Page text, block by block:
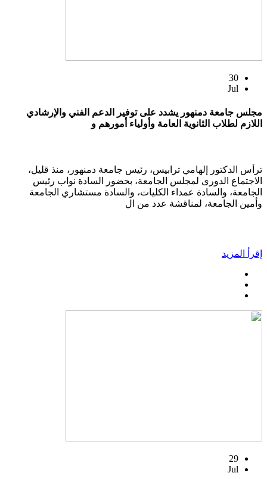
30
Jul
مجلس جامعة دمنهور يشدد على توفير الدعم الفني والإرشادي
اللازم لطلاب الثانوية العامة وأولياء أمورهم و
ترأس الدكتور إلهامي ترابيس، رئيس جامعة دمنهور، منذ قليل،
الاجتماع الدورى لمجلس الجامعة، بحضور السادة نواب رئيس
الجامعة، والسادة عمداء الكليات، والسادة مستشاري الجامعة
وأمين الجامعة، لمناقشة عدد من ال
إقرأ المزيد
29
Jul